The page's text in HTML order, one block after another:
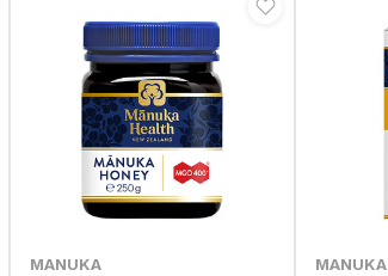
MANUKA MANUKA